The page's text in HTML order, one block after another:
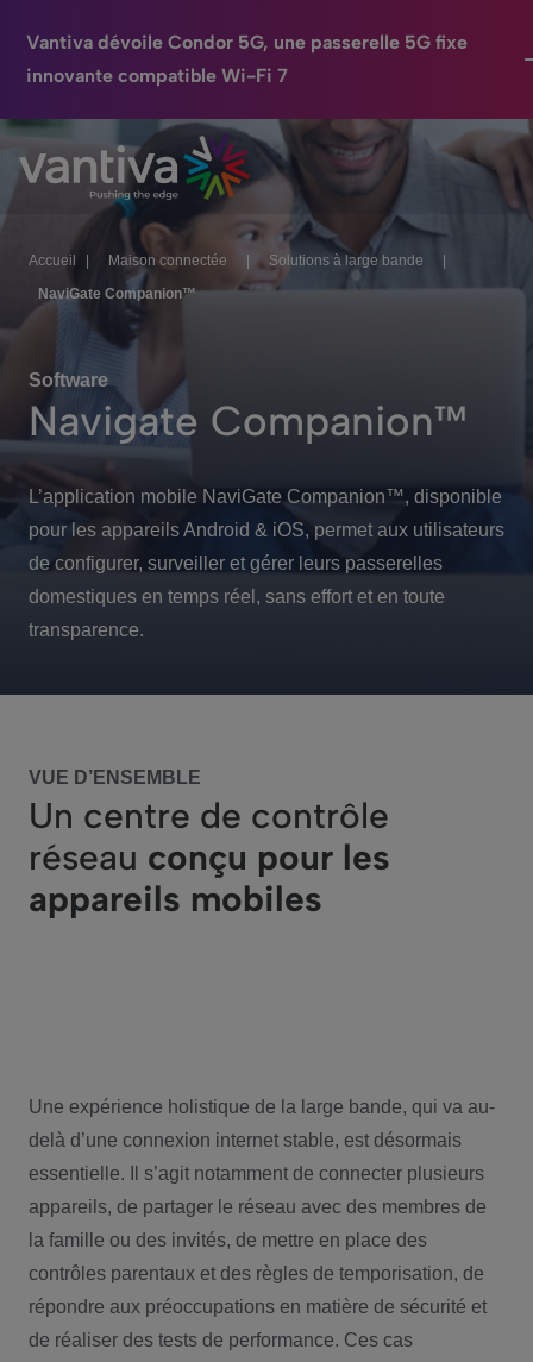
Vantiva dévoile Condor 5G, une passerelle 5G fixe
innovante compatible Wi-Fi 7
Passer au contenu principal
Maison Connectée
HomeSight
Industries
Entreprise
Nos Engagements
Relations Investisseurs
Accueil Maison connectée Solutions à large bande
NaviGate Companion™
Software
Navigate Companion™
L’application mobile NaviGate Companion™, disponible
pour les appareils Android & iOS, permet aux utilisateurs
de configurer, surveiller et gérer leurs passerelles
domestiques en temps réel, sans effort et en toute
transparence.
VUE D’ENSEMBLE
Un centre de contrôle
réseau conçu pour les
appareils mobiles
Une expérience holistique de la large bande, qui va au-
delà d’une connexion internet stable, est désormais
essentielle. Il s’agit notamment de connecter plusieurs
appareils, de partager le réseau avec des membres de
la famille ou des invités, de mettre en place des
contrôles parentaux et des règles de temporisation, de
répondre aux préoccupations en matière de sécurité et
de réaliser des tests de performance. Ces cas